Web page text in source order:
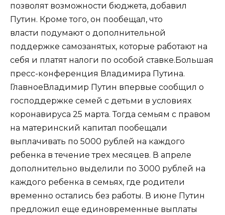
позволят возможности бюджета, добавил
Путин. Кроме того, он пообещал, что
власти подумают о дополнительной
поддержке самозанятых, которые работают на
себя и платят налоги по особой ставке.Большая
пресс-конференция Владимира Путина.
ГлавноеВладимир Путин впервые сообщил о
господдержке семей с детьми в условиях
коронавируса 25 марта. Тогда семьям с правом
на материнский капитал пообещали
выплачивать по 5000 рублей на каждого
ребенка в течение трех месяцев. В апреле
дополнительно выделили по 3000 рублей на
каждого ребенка в семьях, где родители
временно остались без работы. В июне Путин
предложил еще единовременные выплаты